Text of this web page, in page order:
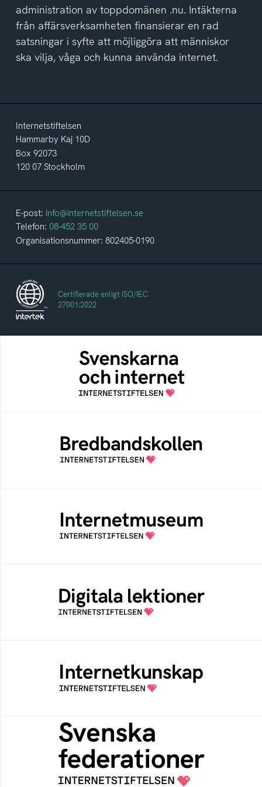
administration av toppdomänen .nu. Intäkterna
från affärsverksamheten finansierar en rad
satsningar i syfte att möjliggöra att människor
ska vilja, våga och kunna använda internet.
Internetstiftelsen
Hammarby Kaj 10D
Box 92073
120 07 Stockholm
E-post: info@internetstiftelsen.se
Telefon: 08-452 35 00
Organisationsnummer: 802405-0190
Certifierade enligt ISO/IEC
27001:2022
Svenskarna och internet
En årlig studie av svenska folkets
internetvanor
Bredbandskollen är ett oberoende
konsumentverktyg som drivs av
Internetstiftelsen
Ett digitalt museum som byggts, och kureras
av Internetstiftelsen
Öppen digital lärresurs med färdiga lektioner
för alla stadier i grundskolan
Samlad kunskap som hjälper dig att bli en
säker och medveten internetanvändare
Svenska federationer
Grunden för medlemskap i en sektors- eller
kontextspecifik federation